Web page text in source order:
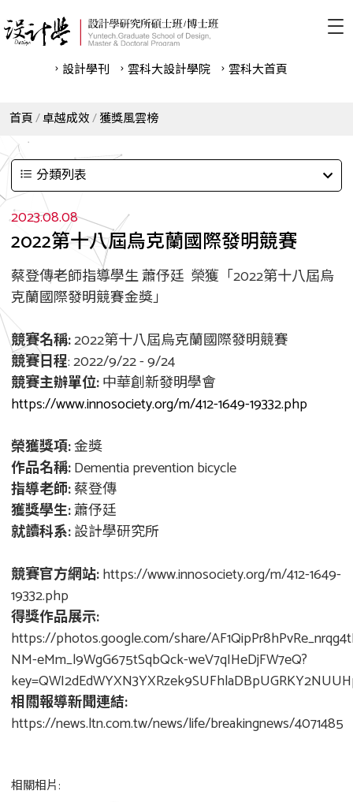
設計學刊 雲科⼤設計學院 雲科⼤首頁
首頁 卓越成效 獲獎風雲榜
分類列表
2023.08.08
2022第十八屆烏克蘭國際發明競賽
蔡登傳老師指導學生 蕭伃廷 榮獲「2022第十八屆烏
克蘭國際發明競賽金獎」
競賽名稱:2022第十八屆烏克蘭國際發明競賽
競賽日程: 2022/9/22 - 9/24
競賽主辦單位:中華創新發明學會
https://www.innosociety.org/m/412-1649-19332.php
榮獲獎項:金獎
作品名稱:Dementia prevention bicycle
指導老師:蔡登傳
獲獎學生:蕭伃廷
就讀科系:設計學研究所
競賽官方網站:https://www.innosociety.org/m/412-1649-
19332.php
得獎作品展示:
https://photos.google.com/share/
NM-eMm_l9WgG675tSqbQck-weV7qIHeDjFW7eQ?
相關報導新聞連結:
https://news.ltn.com.tw/news/life/breakingnews/4071485
相關相片: